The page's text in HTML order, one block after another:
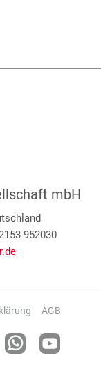
mbH
952030
AGB